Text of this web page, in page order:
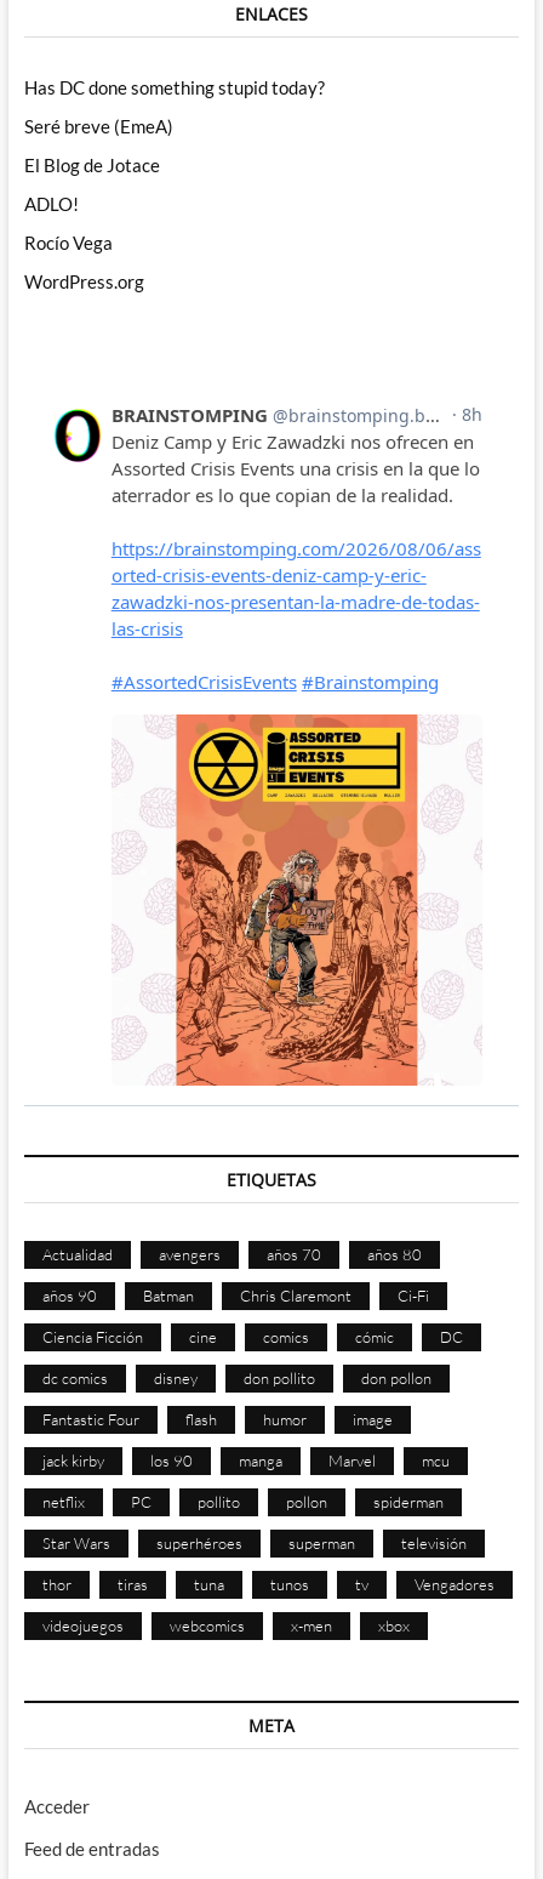
ENLACES
Has DC done something stupid today?
Seré breve (EmeA)
El Blog de Jotace
ADLO!
Rocío Vega
WordPress.org
ETIQUETAS
Actualidad avengers años 70 años 80
años 90 Batman Chris Claremont Ci-Fi
Ciencia Ficción cine comics cómic DC
dc comics disney don pollito don pollon
Fantastic Four flash humor image
jack kirby los 90 manga Marvel mcu
netflix PC pollito pollon spiderman
Star Wars superhéroes superman televisión
thor tiras tuna tunos tv Vengadores
videojuegos webcomics x-men xbox
META
Acceder
Feed de entradas